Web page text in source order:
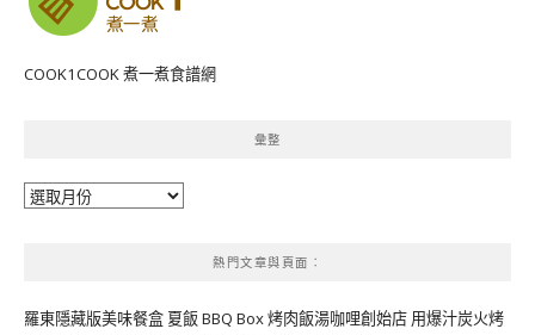
COOK1COOK 煮一煮食譜網
彙整
彙
熱門文章與頁面︰
羅東隱藏版美味餐盒 夏飯 BBQ Box 烤肉飯湯咖哩創始店 用爆汁炭火烤